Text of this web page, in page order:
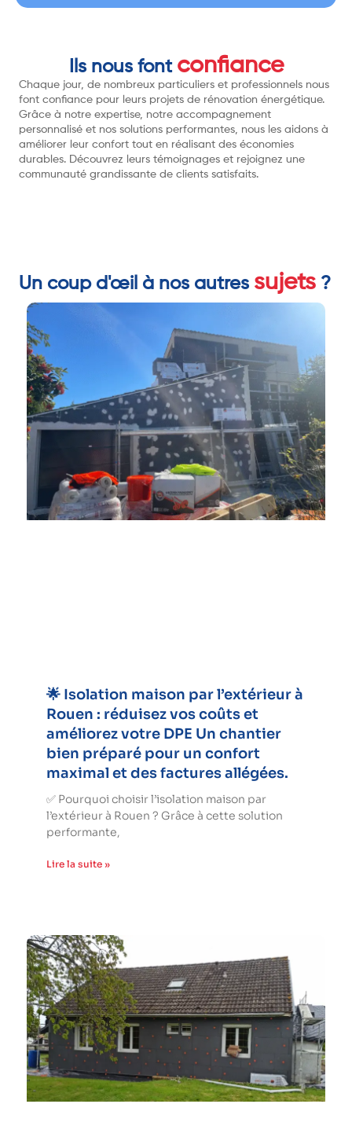
Ils nous font confiance
Chaque jour, de nombreux particuliers et professionnels nous
font confiance pour leurs projets de rénovation énergétique.
Grâce à notre expertise, notre accompagnement
personnalisé et nos solutions performantes, nous les aidons à
améliorer leur confort tout en réalisant des économies
durables. Découvrez leurs témoignages et rejoignez une
communauté grandissante de clients satisfaits.
Un coup d'œil à nos autres sujets ?
🌟 Isolation maison par l’extérieur à
Rouen : réduisez vos coûts et
améliorez votre DPE Un chantier
bien préparé pour un confort
maximal et des factures allégées.
✅ Pourquoi choisir l’isolation maison par
l’extérieur à Rouen ? Grâce à cette solution
performante,
Lire la suite »